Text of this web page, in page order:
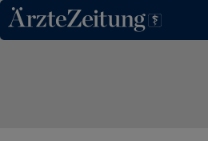
Direkt zum Inhaltsbereich